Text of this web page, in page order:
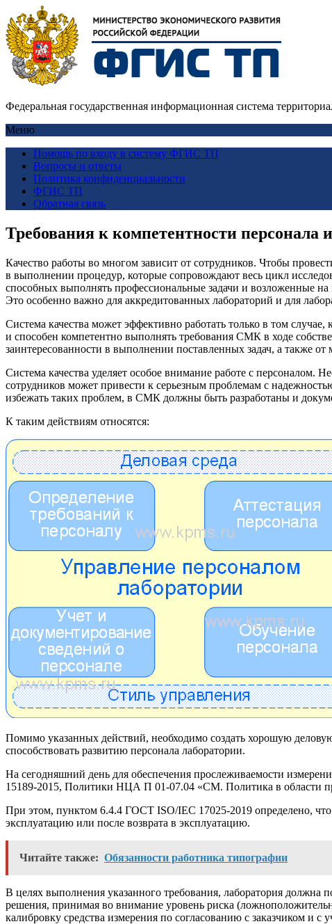
Федеральная государственная информационная система
Меню
Помощь по входу в систему ФГИС ТП
Вопросы и ответы
Политика конфиденциальности
ФГИС ТП
Обратная связь
Требования к компетентности персонала
Качество работы во многом зависит от сотрудников. Чтобы
в выполнении процедур, которые сопровождают весь цикл
способных выполнять профессиональные задачи и возложенные
Это особенно важно для аккредитованных лабораторий и для
Система качества может эффективно работать только в том
и способен компетентно выполнять требования СМК в ходе
заинтересованности в выполнении поставленных задач, а также от
Система качества уделяет особое внимание работе с персоналом.
сотрудников может привести к серьезным проблемам с
избежать таких проблем, в СМК должны быть разработаны и
К таким действиям относятся:
Помимо указанных действий, необходимо создать хорошую
способствовать развитию персонала лаборатории.
На сегодняшний день для обеспечения прослеживаемости
15189-2015, Политики НЦА П 01-07.04 «СМ. Политика в области
При этом, пунктом 6.4.4 ГОСТ ISO/IEC 17025-2019 определено, что
эксплуатацию или после возврата в эксплуатацию.
Читайте также: Обязанности работника типографии
В целях выполнения указанного требования, лаборатория должна
решения, принимая во внимание уровень риска
калибровку средства измерения по согласованию с заказчиком и